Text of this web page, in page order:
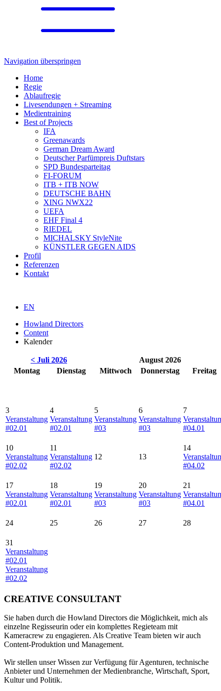
Navigation überspringen
Home
Regie
Ablaufregie
Livesendungen + Streaming
Medientraining
Best of Projects
IFA
Greenawards
German Dream Award
Deutscher Parfümpreis Duftstars
SPD Bundesparteitag
FI-FORUM
ITB + ITB NOW
DEUTSCHE BAHN
XING NWX22
UEFA
EHF Final 4
RIEDEL
MICHALSKY StyleNite
KÜNSTLER GEGEN AIDS
Profil
Referenzen
Kontakt
EN
Howland Directors
Content
Kalender
< Juli 2026
August 2026
Montag
Dienstag Mittwoch Donnerstag Freitag
3
Veranstaltung
#02.01
4
Veranstaltung
#02.01
5
Veranstaltung
#03
6
Veranstaltung
#03
7
#04.01
10
Veranstaltung
#02.02
11
Veranstaltung
#02.02
12 13
14
#04.02
17
Veranstaltung
#02.01
18
Veranstaltung
#02.01
19
Veranstaltung
#03
20
Veranstaltung
#03
21
#04.01
24 25 26 27 28
31
Veranstaltung
#02.01
Veranstaltung
#02.02
CREATIVE CONSULTANT
Sie haben durch die Howland Directors die Möglichkeit, mich als
einzelne Regisseurin oder ein komplettes Regieteam mit
Kameracrew zu engagieren. Als Creative Team bieten wir auch
Content-Produktion und Management.
Wir stellen unser Wissen zur Verfügung für Agenturen, technische
Anbieter und Unternehmen der Medienbranche, Wirtschaft, Sport,
Kultur und Politik.